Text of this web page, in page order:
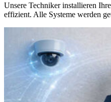
Unsere Techniker installieren
effizient. Alle Systeme werden